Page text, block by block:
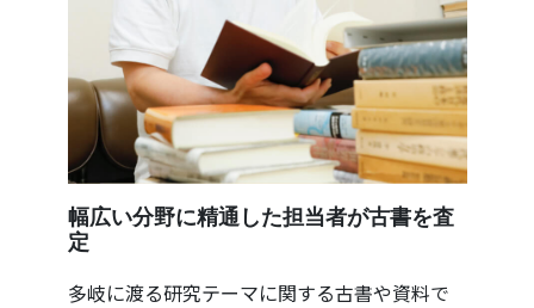
幅広い分野に精通した担当者が古書を査
定
多岐に渡る研究テーマに関する古書や資料で